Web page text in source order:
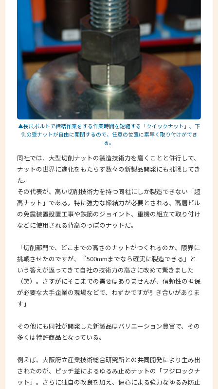
▲長尺ボルトで締結作業をする作業時間を短縮する「クイックナット」。下
側の受ナットが自由に開閉するので、任意の位置に素早く取り付けができ
る。
同社では、大型切削ナットの製造技術力を磨くことと併行して、
ナットの世界に進化をもたらす数々の新製品開発にも挑戦してき
た。
その代表が、高い切削技術力を持つ同社にしか製造できない「超
高ナット」である。特に強力な締結力が必要とされる、高層ビル
の免震装置設置工事や鉄筋のジョイント、重機の組立て取り付け
などに使用される背高のっぽのナットだ。
「切削部門で、どこまでの高さのナットがつくれるのか、限界に
挑戦させたのですが、『500mmまでなら確実に製造できる』と
いう答えが返ってきて自社の技術力の高さに改めて驚きました
（笑）。さすがにそこまでの需要はありませんが、信頼性の担保
が必要な大手企業の現場などで、わずかですが引き合いがありま
す」
その他にも同社が開発した新製品はバリエーション豊富で、その
多くは特許商品となっている。
例えば、大阪府立産業技術総合研究所との共同開発により生み出
されたのが、ピッチ差によるゆるみ止めナットの「フジロックナ
ット」。さらに独自の改良を加え、偏心による強力なゆるみ防止